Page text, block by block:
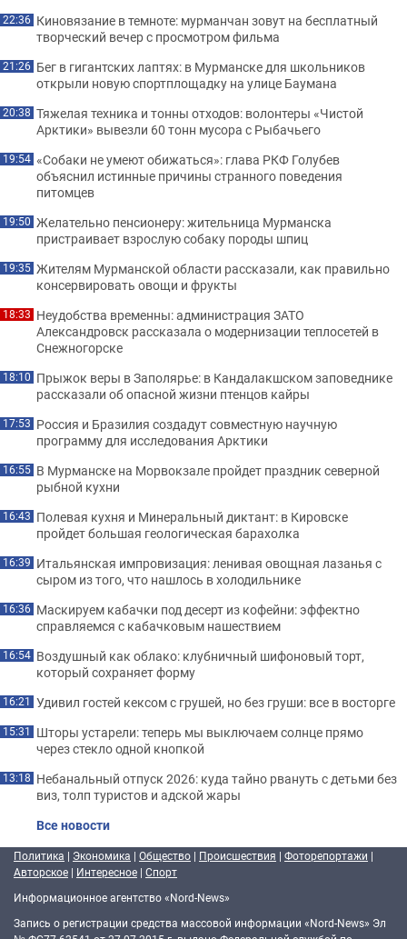
22:36 Киновязание в темноте: мурманчан зовут на бесплатный
творческий вечер с просмотром фильма
21:26 Бег в гигантских лаптях: в Мурманске для школьников
открыли новую спортплощадку на улице Баумана
20:38 Тяжелая техника и тонны отходов: волонтеры «Чистой
Арктики» вывезли 60 тонн мусора с Рыбачьего
19:54 «Собаки не умеют обижаться»: глава РКФ Голубев
объяснил истинные причины странного поведения
питомцев
19:50 Желательно пенсионеру: жительница Мурманска
пристраивает взрослую собаку породы шпиц
19:35 Жителям Мурманской области рассказали, как правильно
консервировать овощи и фрукты
18:33 Неудобства временны: администрация ЗАТО
Александровск рассказала о модернизации теплосетей в
Снежногорске
18:10 Прыжок веры в Заполярье: в Кандалакшском заповеднике
рассказали об опасной жизни птенцов кайры
17:53 Россия и Бразилия создадут совместную научную
программу для исследования Арктики
16:55 В Мурманске на Морвокзале пройдет праздник северной
рыбной кухни
16:43 Полевая кухня и Минеральный диктант: в Кировске
пройдет большая геологическая барахолка
16:39 Итальянская импровизация: ленивая овощная лазанья с
сыром из того, что нашлось в холодильнике
16:36 Маскируем кабачки под десерт из кофейни: эффектно
справляемся с кабачковым нашествием
16:54 Воздушный как облако: клубничный шифоновый торт,
который сохраняет форму
16:21 Удивил гостей кексом с грушей, но без груши: все в восторге
15:31 Шторы устарели: теперь мы выключаем солнце прямо
через стекло одной кнопкой
13:18 Небанальный отпуск 2026: куда тайно рвануть с детьми без
виз, толп туристов и адской жары
Все новости
Политика | Экономика | Общество | Происшествия | Фоторепортажи |
Авторское | Интересное | Спорт
Информационное агентство «Nord-News»
Запись о регистрации средства массовой информации «Nord-News» Эл